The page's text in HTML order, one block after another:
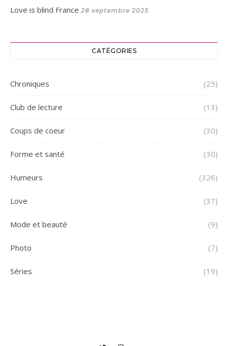
Love is blind France 28 septembre 2025
CATÉGORIES
Chroniques (25)
Club de lecture (13)
Coups de coeur (30)
Forme et santé (30)
Humeurs (326)
Love (37)
Mode et beauté (9)
Photo (7)
Séries (19)